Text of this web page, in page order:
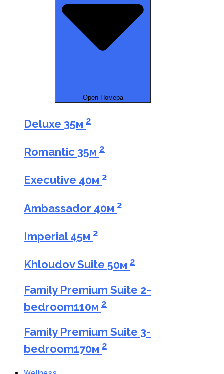
Open Номера
Deluxe 35м 2
Romantic 35м 2
Executive 40м 2
Ambassador 40м 2
Imperial45м 2
Khloudov Suite 50м 2
Family Premium Suite 2-
bedroom110м 2
Family Premium Suite 3-
bedroom170м 2